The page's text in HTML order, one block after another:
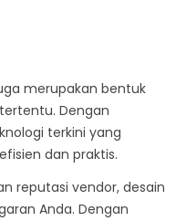
merupakan bentuk
Dengan
terkini yang
dan praktis.
reputasi vendor, desain
Anda. Dengan